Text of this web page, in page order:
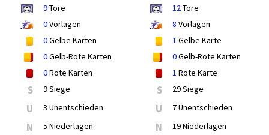
9Tore
0Vorlagen
0Gelbe Karten
0Gelb-Rote Karten
0Rote Karten
S 9 Siege
U 3 Unentschieden
N 5 Niederlagen
12Tore
8 Vorlagen
1 Gelbe Karte
0Gelb-Rote Karten
1 Rote Karte
S 29 Siege
U 7 Unentschieden
N 19 Niederlagen